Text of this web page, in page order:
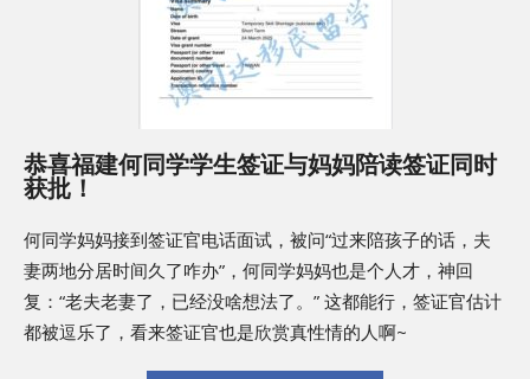
恭喜福建何同学学生签证与妈妈陪读签证同时
获批！
何同学妈妈接到签证官电话面试，被问“过来陪孩子的话，夫
妻两地分居时间久了咋办”，何同学妈妈也是个人才，神回
复：“老夫老妻了，已经没啥想法了。” 这都能行，签证官估计
都被逗乐了，看来签证官也是欣赏真性情的人啊~